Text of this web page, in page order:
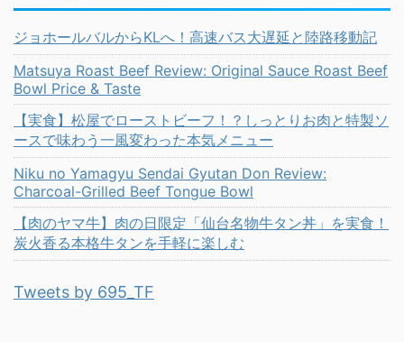
ジョホールバルからKLへ！高速バス大遅延と陸路移動記
Matsuya Roast Beef Review: Original Sauce Roast Beef
Bowl Price & Taste
【実食】松屋でローストビーフ！？しっとりお肉と特製ソ
ースで味わう一風変わった本気メニュー
Niku no Yamagyu Sendai Gyutan Don Review:
Charcoal-Grilled Beef Tongue Bowl
【肉のヤマ牛】肉の日限定「仙台名物牛タン丼」を実食！
炭火香る本格牛タンを手軽に楽しむ
Tweets by 695_TF